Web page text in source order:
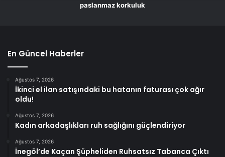
paslanmaz korkuluk
En Güncel Haberler
Ağustos 7, 2026
İkinci el ilan satışındaki bu hatanın faturası çok ağır
oldu!
Ağustos 7, 2026
Kadın arkadaşlıkları ruh sağlığını güçlendiriyor
Ağustos 7, 2026
İnegöl’de Kaçan Şüpheliden Ruhsatsız Tabanca Çıktı